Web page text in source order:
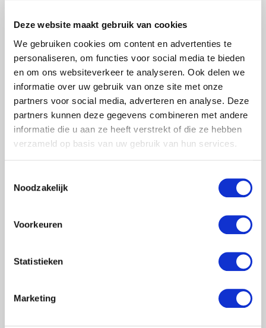
Deze website maakt gebruik van cookies
We gebruiken cookies om content en advertenties te
personaliseren, om functies voor social media te bieden
en om ons websiteverkeer te analyseren. Ook delen we
informatie over uw gebruik van onze site met onze
partners voor social media, adverteren en analyse. Deze
partners kunnen deze gegevens combineren met andere
informatie die u aan ze heeft verstrekt of die ze hebben
verzameld op basis van uw gebruik van hun services.
Noodzakelijk
Voorkeuren
Statistieken
Marketing